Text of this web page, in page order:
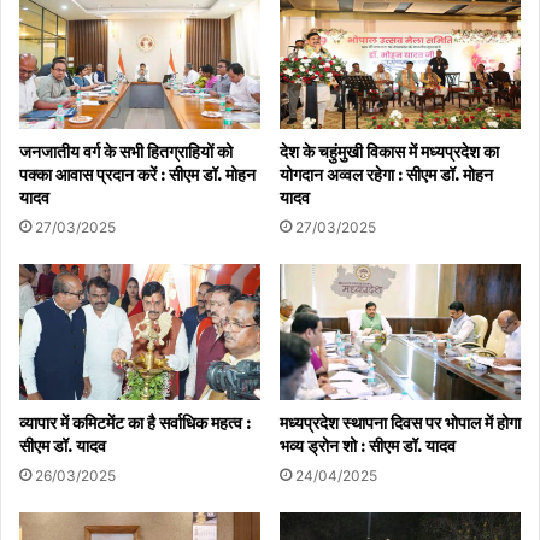
सिंचाई विस्तार: वर्तमान में 65 लाख हेक्टेयर सिंचित क्षेत्र को बढ़ाकर 2028-29
तक 100 लाख हेक्टेयर करने का महत्वाकांक्षी लक्ष्य रखा गया है।
विभिन्न विभागों की भूमिका और आवंटन
सरकार ने 16 विभागों को अलग-अलग जिम्मेदारियाँ सौंपी हैं, ताकि एक एकीकृत
विकास का खाका तैयार किया जा सके:
भविष्य की कार्ययोजना और तकनीक का समावेश
सरकार ने भविष्य की चुनौतियों को देखते हुए तकनीकी सुधारों पर विशेष ध्यान
केंद्रित किया है:
जल संरक्षण: जल संसाधन विभाग ‘प्रति बूंद अधिक फसल’ (PMKSY) के तहत
ड्रिप और फव्वारा सिंचाई के लिए ₹2400 करोड़ का अनुदान देगा।
डिजिटल क्रांति: विज्ञान एवं प्रौद्योगिकी विभाग द्वारा ‘अंकीय कृषि मिशन’ शुरू किया
जनजातीय वर्ग के सभी हितग्राहियों को
पक्का आवास प्रदान करें : सीएम डॉ. मोहन
यादव
27/03/2025
देश के चहुंमुखी विकास में मध्यप्रदेश का
योगदान अव्वल रहेगा : सीएम डॉ. मोहन
यादव
27/03/2025
व्यापार में कमिटमेंट का है सर्वाधिक महत्व :
सीएम डॉ. यादव
26/03/2025
मध्यप्रदेश स्थापना दिवस पर भोपाल में होगा
भव्य ड्रोन शो : सीएम डॉ. यादव
24/04/2025